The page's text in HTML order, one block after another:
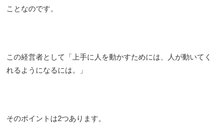
ことなのです。
この経営者として「上手に人を動かすためには、人が動いてく
れるようになるには。」
そのポイントは2つあります。